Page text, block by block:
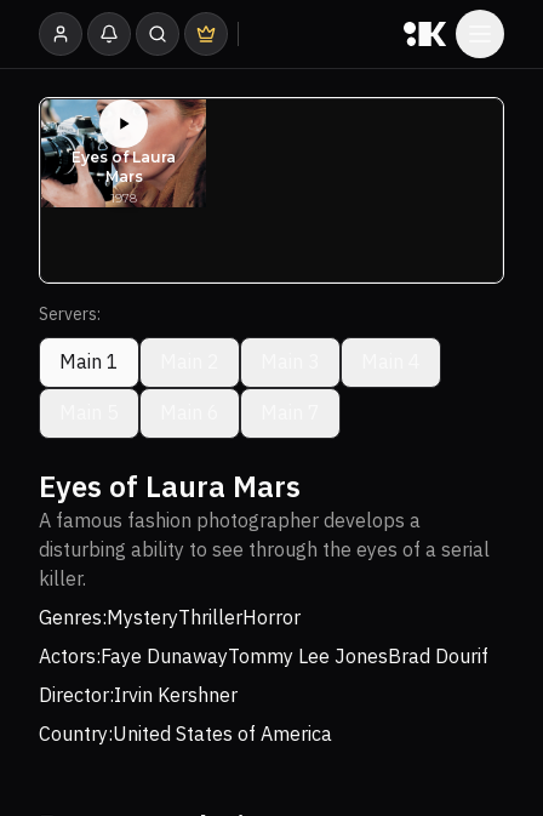
Servers:
Main 1
Eyes of Laura Mars
A famous fashion photographer develops a
disturbing ability to see through the eyes of a serial
killer.
Genres:MysteryThrillerHorror
Actors:Faye DunawayTommy Lee JonesBrad Dourif
Director:Irvin Kershner
Country:United States of America